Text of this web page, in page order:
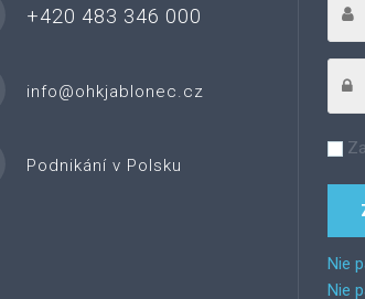
+420 483 346 000
info@ohkjablonec.cz
Podnikání v Polsku
Nie
Nie